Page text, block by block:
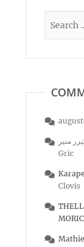
Gric
Clovis